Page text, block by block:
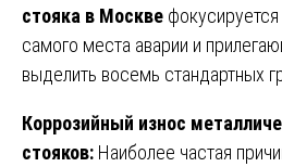
стояка в Москве
самого места аварии и
выделить восемь стандартных
Коррозийный износ
стояков: Наиболее частая